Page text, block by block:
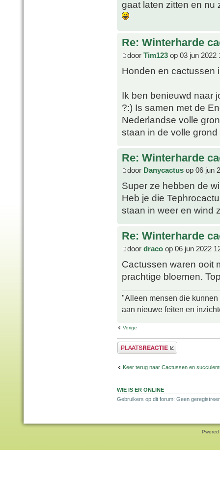
gaat laten zitten en nu
Re: Winterharde
door Tim123 op 03 jun 2022
Honden en cactussen
Ik ben benieuwd naar
?:) Is samen met de
Nederlandse volle
staan in de volle
Re: Winterharde
door Danycactus op 06 jun
Super ze hebben de
Heb je die
staan in weer en wind
Re: Winterharde
door draco op 06 jun 2022
Cactussen waren ooit
prachtige bloemen.
"Alleen mensen die
aan nieuwe feiten en
Vorige
Plaats een reactie
Keer terug naar Cactussen en
WIE IS ER ONLINE
Gebruikers op dit forum: Geen